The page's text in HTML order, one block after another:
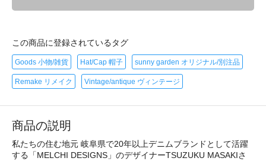
この商品に登録されているタグ
Goods 小物/雑貨 Hat/Cap 帽子 sunny garden オリジナル/別注品
Remake リメイク Vintage/antique ヴィンテージ
商品の説明
私たちの住む地元 岐阜県で20年以上デニムブランドとして活躍
する「MELCHI DESIGNS」のデザイナーTSUZUKU MASAKIさ